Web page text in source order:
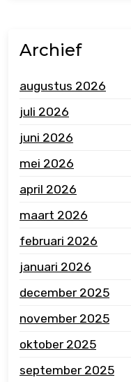
Archief
augustus 2026
juli 2026
juni 2026
mei 2026
april 2026
maart 2026
februari 2026
januari 2026
december 2025
november 2025
oktober 2025
september 2025